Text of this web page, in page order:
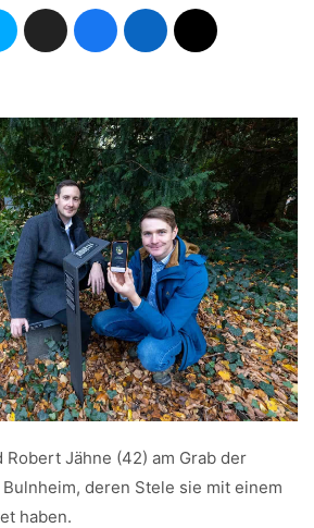
Robert Jähne (42) am Grab der
deren Stele sie mit einem
haben.